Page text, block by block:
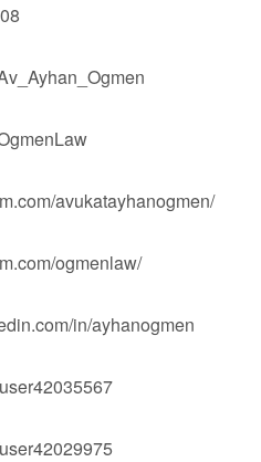
avukatayhanogmen/
ogmenlaw/
in/ayhanogmen